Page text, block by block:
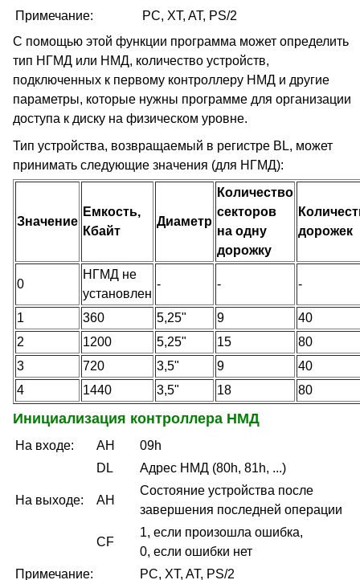
Примечание:
PC, XT, AT, PS/2
С помощью этой функции программа может определить
тип НГМД или НМД, количество устройств,
подключенных к первому контроллеру НМД и другие
параметры, которые нужны программе для организации
доступа к диску на физическом уровне.
Тип устройства, возвращаемый в регистре BL, может
принимать следующие значения (для НГМД):
Значение
Емкость,
Кбайт
Диаметр
Количество
секторов
на одну
дорожку
дорожек
0
НГМД не
установлен
- - -
1 360 5,25" 9
40
2
1200 5,25" 15
80
3
720 3,5" 9
40
4
1440 3,5" 18 80
Инициализация контроллера НМД
На входе: AH
09h
DL
Адрес НМД (80h, 81h, ...)
На выходе: AH
Состояние устройства после
завершения последней операции
CF
1, если произошла ошибка,
0, если ошибки нет
Примечание:
PC, XT, AT, PS/2